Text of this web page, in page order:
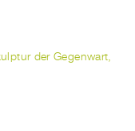
der Gegenwart,